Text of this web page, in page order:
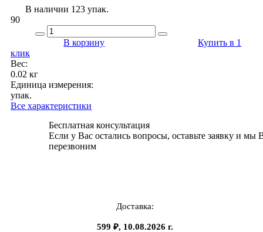
В наличии 123 упак.
90
В корзину
Купить в 1
клик
Вес:
0.02 кг
Единица измерения:
упак.
Все характеристики
Бесплатная консультация
Если у Вас остались вопросы, оставьте заявку и мы
перезвоним
Доставка:
599 ₽, 10.08.2026 г.